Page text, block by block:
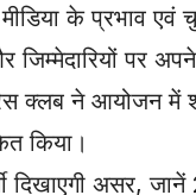
के प्रभाव एवं
जिम्मेदारियों पर
ने आयोजन में
किया।
असर, जानें